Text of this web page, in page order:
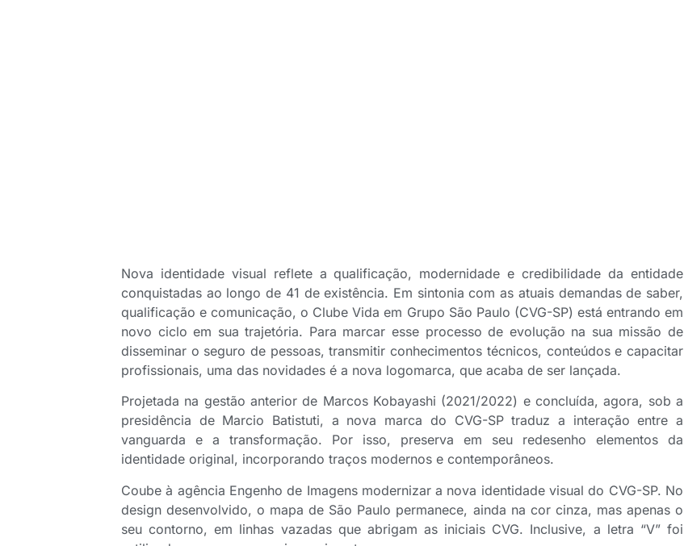
Nova identidade visual reflete a qualificação, modernidade e credibilidade da entidade
conquistadas ao longo de 41 de existência. Em sintonia com as atuais demandas de saber,
qualificação e comunicação, o Clube Vida em Grupo São Paulo (CVG-SP) está entrando em
novo ciclo em sua trajetória. Para marcar esse processo de evolução na sua missão de
disseminar o seguro de pessoas, transmitir conhecimentos técnicos, conteúdos e capacitar
profissionais, uma das novidades é a nova logomarca, que acaba de ser lançada.
Projetada na gestão anterior de Marcos Kobayashi (2021/2022) e concluída, agora, sob a
presidência de Marcio Batistuti, a nova marca do CVG-SP traduz a interação entre a
vanguarda e a transformação. Por isso, preserva em seu redesenho elementos da
identidade original, incorporando traços modernos e contemporâneos.
Coube à agência Engenho de Imagens modernizar a nova identidade visual do CVG-SP. No
design desenvolvido, o mapa de São Paulo permanece, ainda na cor cinza, mas apenas o
seu contorno, em linhas vazadas que abrigam as iniciais CVG. Inclusive, a letra “V” foi